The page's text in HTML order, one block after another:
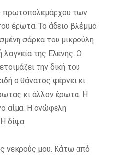
πρωτοπολεμάρχου των
έρωτα. Το άδειο βλέμμα
σάρκα του μικρούλη
της Ελένης. Ο
την δική του
ο θάνατος φέρνει κι
κι άλλον έρωτα. Η
αίμα. Η ανώφελη
δίψα.
νεκρούς μου. Κάτω από